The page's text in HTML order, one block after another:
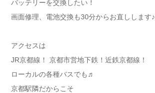
バッテリーを交換したい！
画面修理、電池交換も30分からお直しします♪
アクセスは
JR京都線！ 京都市営地下鉄！近鉄京都線！
ローカルの各種バスでも♬
京都駅隣だからこそ